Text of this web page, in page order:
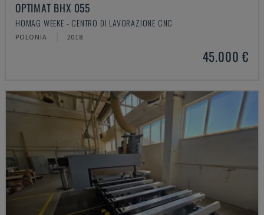
OPTIMAT BHX 055
HOMAG WEEKE - CENTRO DI LAVORAZIONE CNC
POLONIA 2018
45.000 €